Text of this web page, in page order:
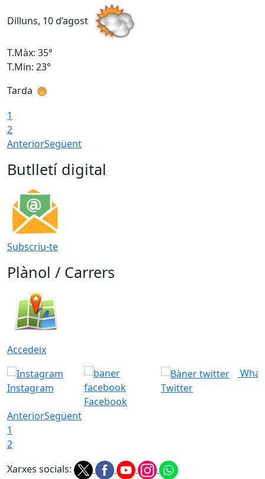
Dilluns, 10 d’agost
T.Màx: 35°
T.Min: 23°
Tarda
1
2
AnteriorSegüent
Butlletí digital
Subscriu-te
Plànol / Carrers
Accedeix
Instagram
Facebook
Twitter
AnteriorSegüent
1
2
Xarxes socials: